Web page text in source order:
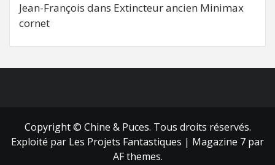
Jean-François dans Extincteur ancien Minimax
cornet
Copyright © Chine & Puces. Tous droits réservés.
Exploité par Les Projets Fantastiques | Magazine 7 par
AF themes.